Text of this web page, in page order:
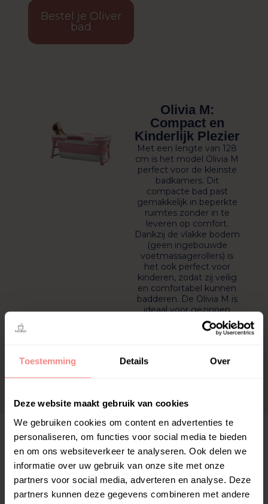
Toestemming Details Over
Deze website maakt gebruik van cookies
We gebruiken cookies om content en advertenties te
personaliseren, om functies voor social media te bieden
en om ons websiteverkeer te analyseren. Ook delen we
informatie over uw gebruik van onze site met onze
partners voor social media, adverteren en analyse. Deze
partners kunnen deze gegevens combineren met andere
Bestel je Oliver
bad
Olivia M:
Compact en
Kinderlijk Plezier
Met een lengte van 128
cm is het model Olivia M
perfect voor de kleinste
badkamers. Dit
compacte bad past
gemakkelijk in beperkte
ruimtes zonder in te
leveren op comfort.
Dankzij de vlakke bodem
(geen ingebouwde
voetmassagerollers) is
het ook perfect voor
kinderen, zodat zij veilig
en comfortabel kunnen
badderen. De Olivia M is
ideaal voor gezinnen
met jonge kinderen of
voor wie beperkte
heerlijk bad.
bad
Kies jouw ideale pakket
BASIC
Essentiële
COMFORT
Ultiem